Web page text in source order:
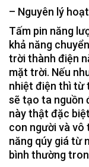
– Nguyên lý
Tấm pin năng
khả năng
trời thành điện
mặt trời. Nếu
nhiệt điện thì từ
sẽ tạo ta nguồn
này thật đặc
con người và vô
năng qúy giá từ
bình thường